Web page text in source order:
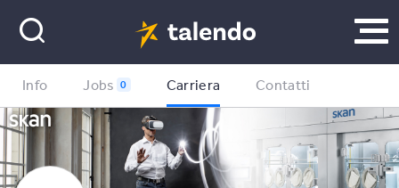
Info Jobs 0 Carriera Contatti